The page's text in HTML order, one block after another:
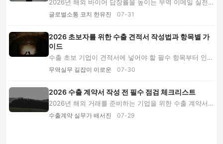
2026년 해외 바이어 답장률을 높이는 무역 이메일 실전
팁을 소개합니다. 제목 작성, 선택형 질문, 첨부...
글로벌소통 코치 한유진 07-31
2026 초보자를 위한 수출 견적서 작성법과 항목별 가
이드
수출 초보 기업이 견적서에 넣어야 할 필수 항목부터 인코
텀즈, 가격 계산, 결제·운송 조건, 발송 전 체...
무역실무 길잡이 이로운 07-30
2026 수출 계약서 작성 전 필수 점검 체크리스트
2026년 해외 거래를 준비하는 기업을 위한 수출 계약서
점검 가이드입니다. 거래처 권한, 제품 사양, 결...
수출계약 실무가 배서진 07-29